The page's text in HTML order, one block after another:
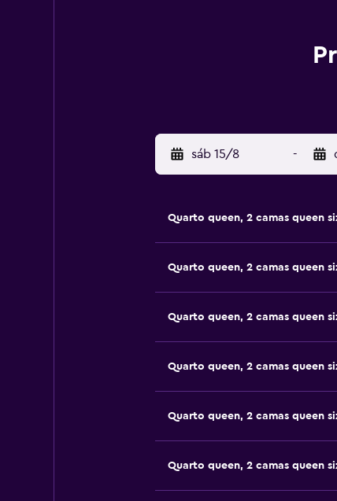
sáb 15/8 -
Quarto queen, 2 camas queen
Quarto queen, 2 camas queen
Quarto queen, 2 camas queen
Quarto queen, 2 camas queen
Quarto queen, 2 camas queen
Quarto queen, 2 camas queen